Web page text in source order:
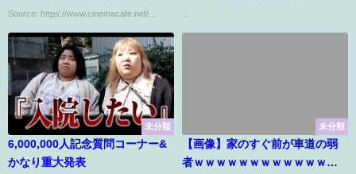
番“ハンサム”!?ショートカット
の短所は？
Source: https://www.cinemacafe.net/...
未分類
6,000,000人記念質問コーナー&
かなり重大発表
未分類
【画像】家のすぐ前が車道の弱
者ｗｗｗｗｗｗｗｗｗｗｗｗｗ